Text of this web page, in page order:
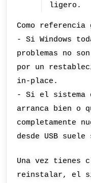
ligero.
Como referencia
- Si Windows
problemas no
por un
in-place.
- Si el sistema
arranca bien o
completamente
desde USB
Una vez tienes
reinstalar, el